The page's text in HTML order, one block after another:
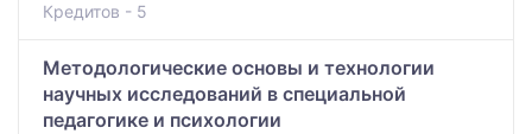
Кредитов - 5
Методологические основы и технологии
научных исследований в специальной
педагогике и психологии